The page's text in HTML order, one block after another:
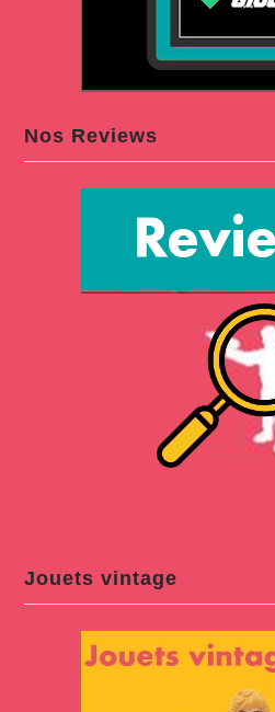
Nos Reviews
Jouets vintage